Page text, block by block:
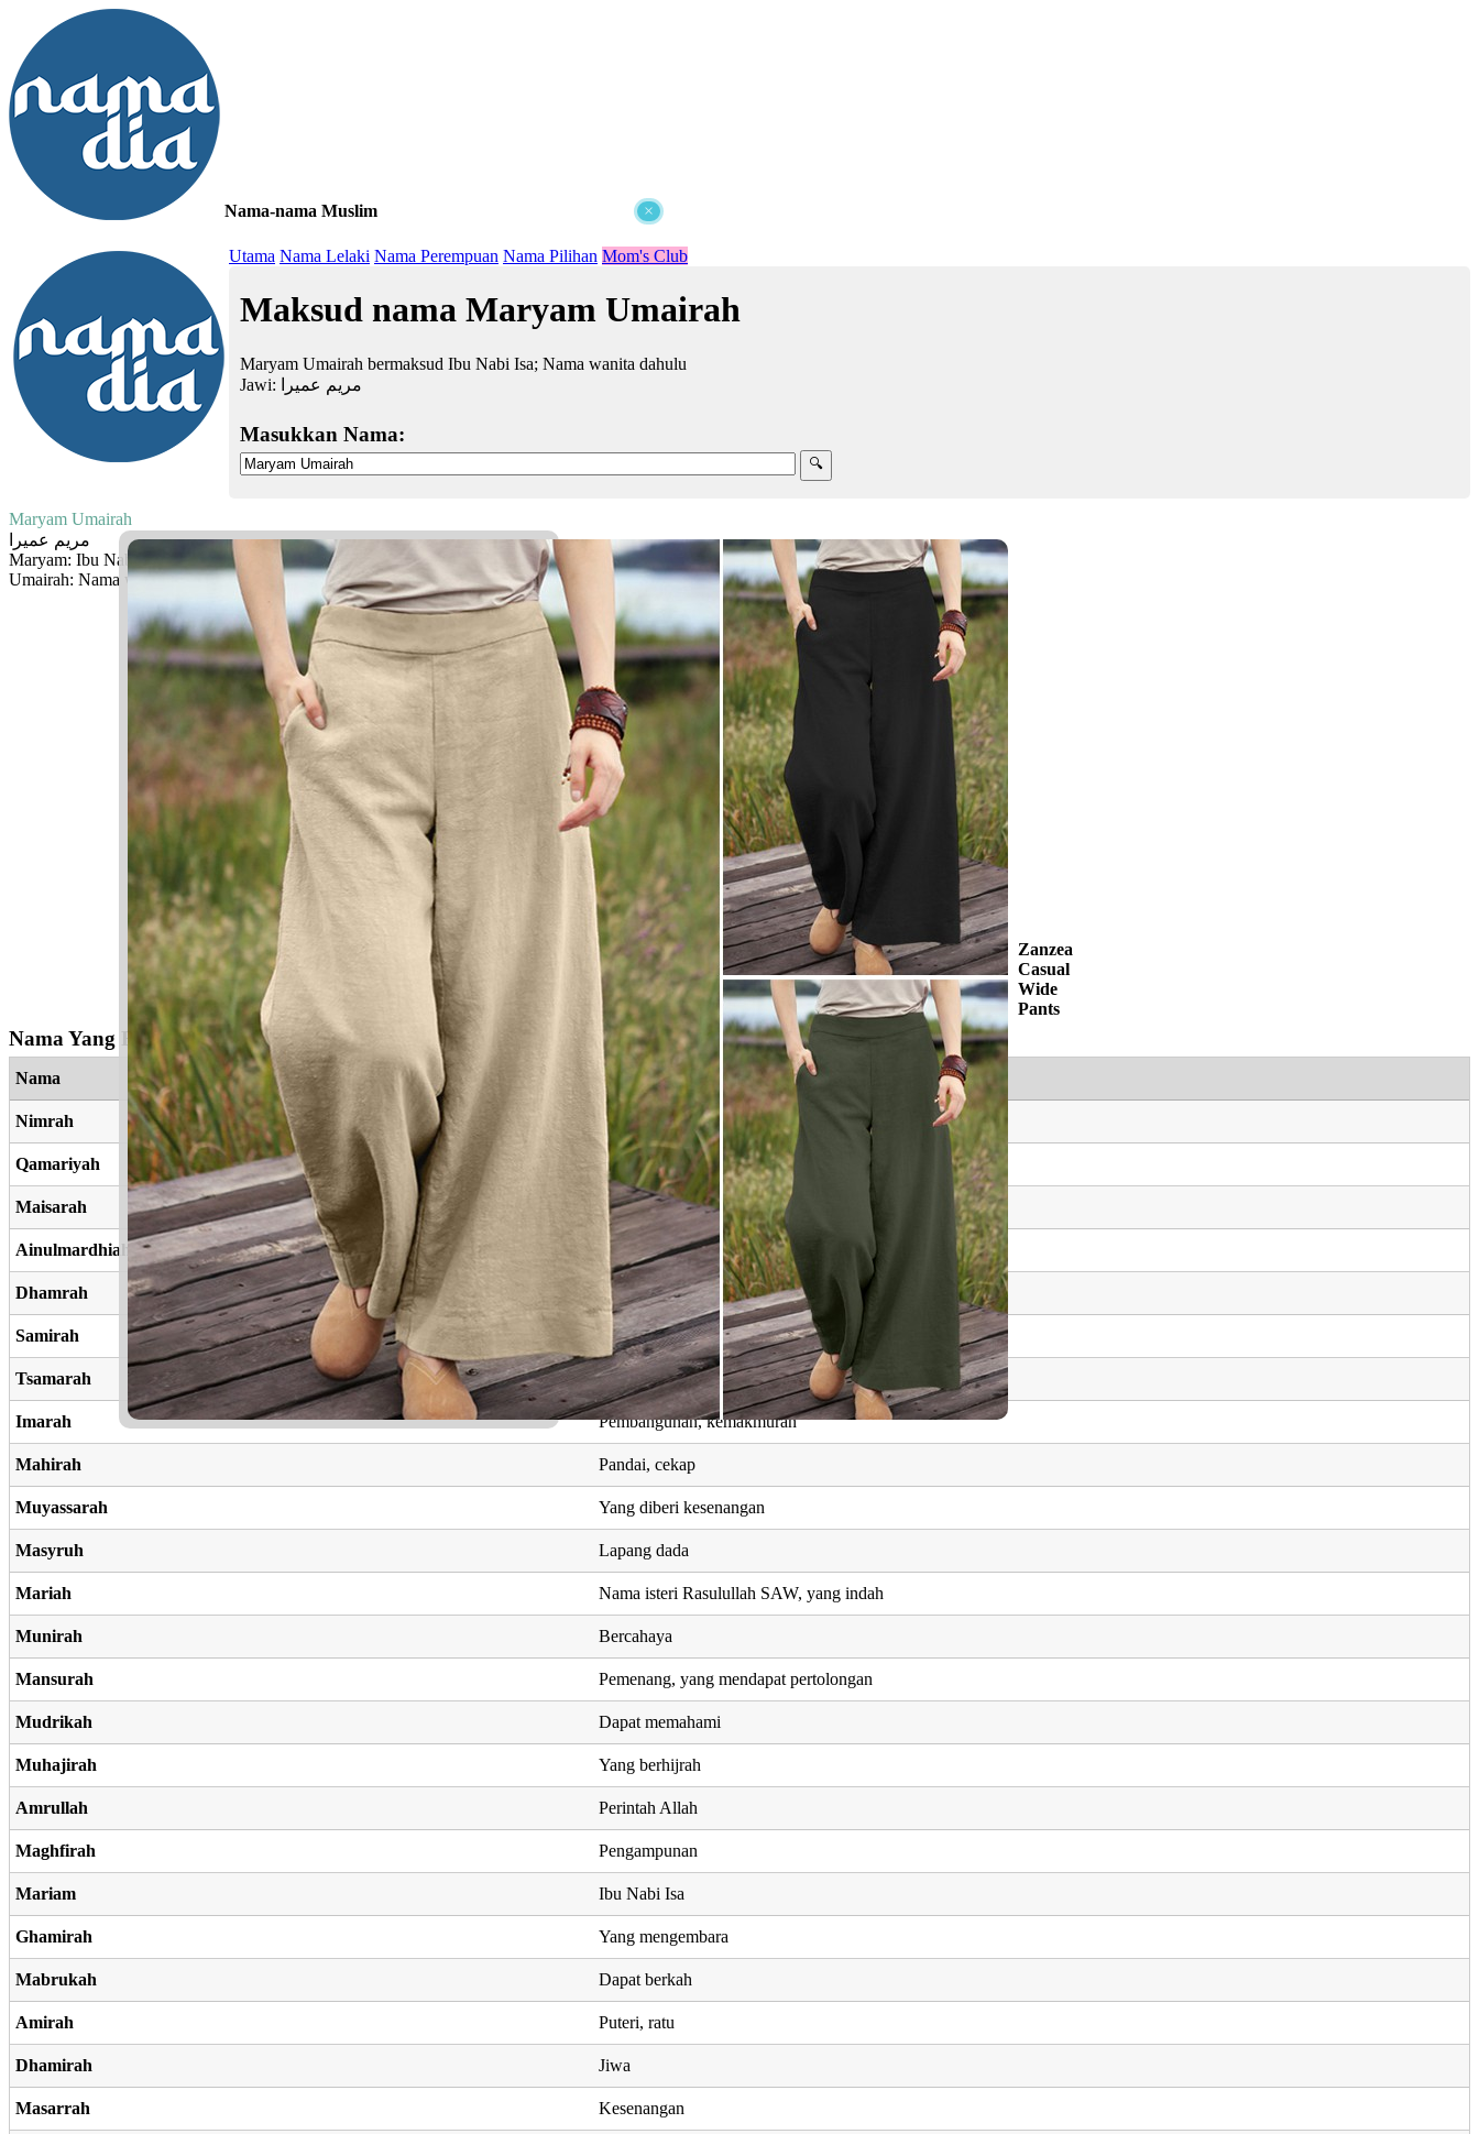
×
Zanzea
Casual
Wide
Pants
Nama-nama Muslim
Utama Nama Lelaki Nama Perempuan Nama Pilihan Mom's Club
Maksud nama Maryam Umairah
Maryam Umairah bermaksud Ibu Nabi Isa; Nama wanita dahulu
Jawi:
مريم عميرا
Masukkan Nama:
Maryam Umairah
مريم عميرا
Maryam: Ibu Nabi Isa
Umairah: Nama wanita dahulu
Facebook
TwitterWhatsApp
Line Telegram
Nama Yang Berkaitan
Nama Maksud
Nimrah Suci, asli
Qamariyah Bulan
Maisarah Ketenangan, nyaman, kemakmuran, kekayaan, kelapangan
Ainulmardhiah Nama bidadari yg tercantik disyurga untuk para syuhada
Dhamrah Nama sahabat nabi Muhammad SAW
Samirah Penghibur, teman berbicara
Tsamarah Buah, buah hati, keturunan
Imarah Pembangunan, kemakmuran
Mahirah Pandai, cekap
Muyassarah Yang diberi kesenangan
Masyruh Lapang dada
Mariah Nama isteri Rasulullah SAW, yang indah
Munirah Bercahaya
Mansurah Pemenang, yang mendapat pertolongan
Mudrikah Dapat memahami
Muhajirah Yang berhijrah
Amrullah Perintah Allah
Maghfirah Pengampunan
Mariam Ibu Nabi Isa
Ghamirah Yang mengembara
Mabrukah Dapat berkah
Amirah Puteri, ratu
Dhamirah Jiwa
Masarrah Kesenangan